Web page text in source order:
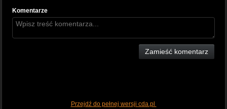
Komentarze
Zamieść komentarz
Przejdź do pełnej wersji cda.pl